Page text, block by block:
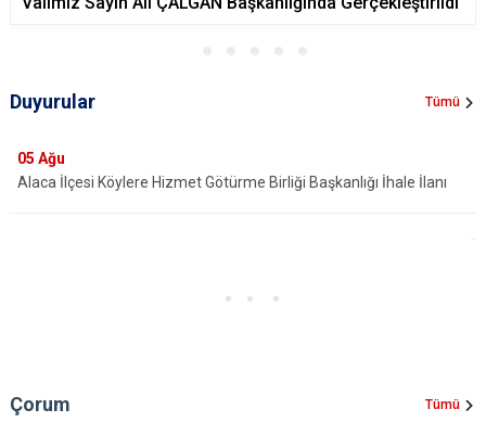
Duyurular Tümü
05 Ağu
Alaca İlçesi Köylere Hizmet Götürme Birliği Başkanlığı İhale İlanı
Çorum Tümü